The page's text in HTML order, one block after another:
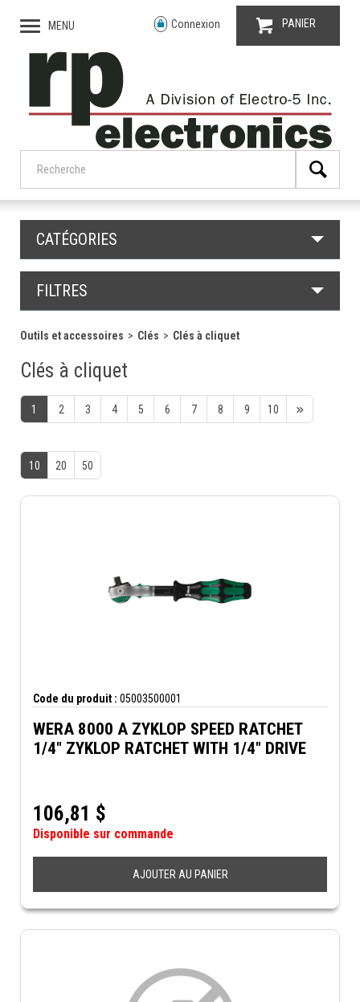
MENU Connexion PANIER
CATÉGORIES
FILTRES
Outils et accessoires Clés Clés à cliquet
Clés à cliquet
1 2 3 4 5 6 7 8 9 10
10 20 50
Code du produit : 05003500001
WERA 8000 A ZYKLOP SPEED RATCHET
1/4" ZYKLOP RATCHET WITH 1/4" DRIVE
106,81 $
Disponible sur commande
AJOUTER AU PANIER